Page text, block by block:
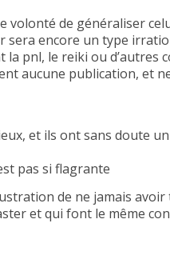
volonté de généraliser
sera encore un type
pnl, le reiki ou d’autres
aucune publication, et
et ils ont sans doute
pas si flagrante
de ne jamais
et qui font le même